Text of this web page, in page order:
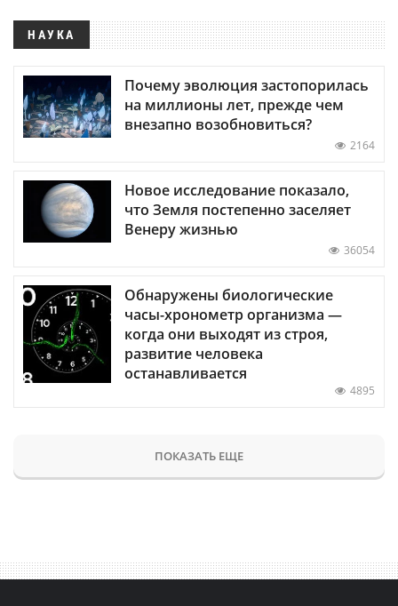
НАУКА
Почему эволюция застопорилась
на миллионы лет, прежде чем
внезапно возобновиться?
2164
Новое исследование показало,
что Земля постепенно заселяет
Венеру жизнью
36054
Обнаружены биологические
часы-хронометр организма —
когда они выходят из строя,
развитие человека
останавливается
4895
ПОКАЗАТЬ ЕЩЕ